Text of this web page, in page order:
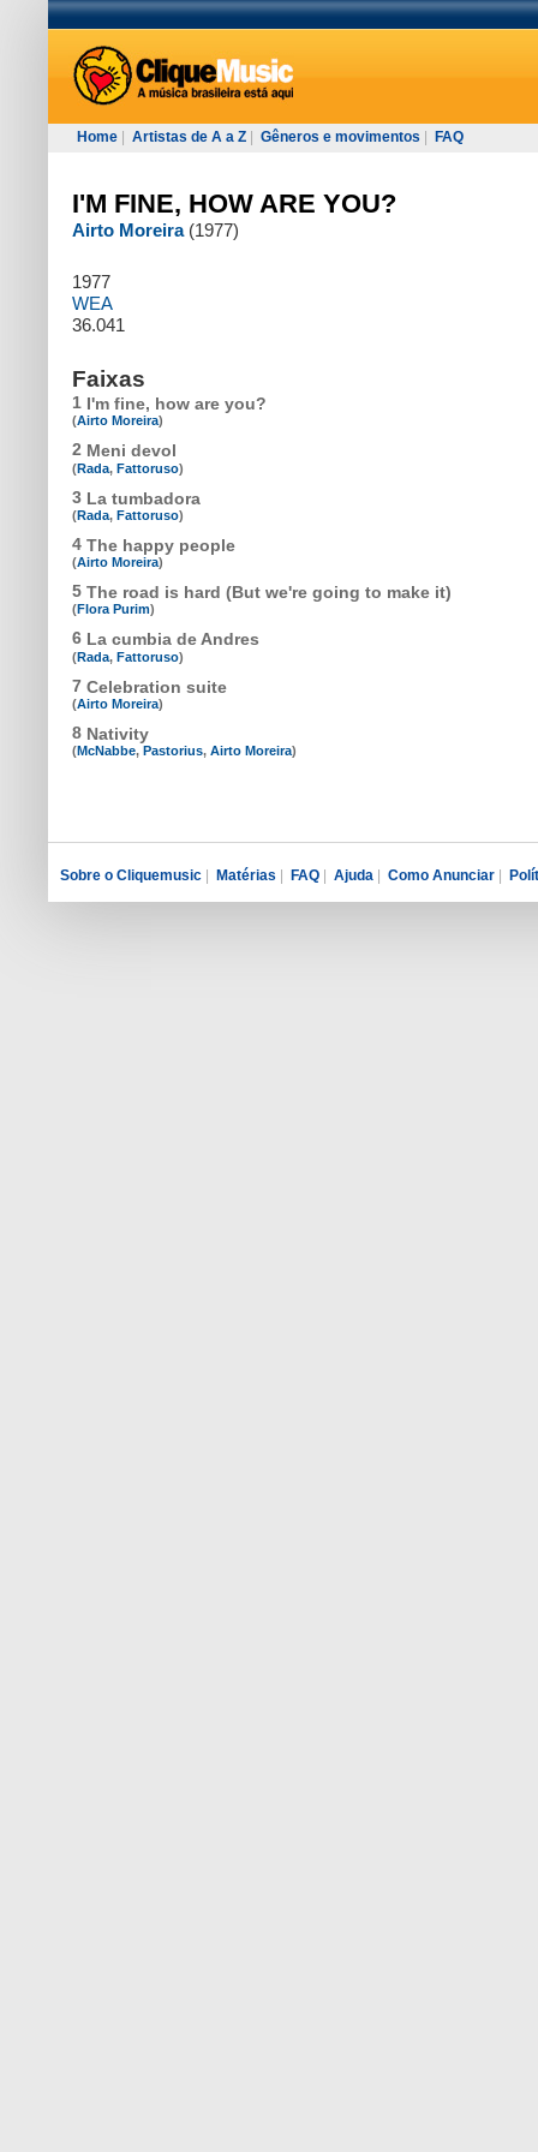
Home Artistas de A a Z Gêneros e movimentos FAQ
I'M FINE, HOW ARE YOU?
Airto Moreira (1977)
1977
WEA
36.041
Faixas
1 I'm fine, how are you?
(Airto Moreira)
2 Meni devol
(Rada, Fattoruso)
3 La tumbadora
(Rada, Fattoruso)
4 The happy people
(Airto Moreira)
5 The road is hard (But we're going to make it)
(Flora Purim)
6 La cumbia de Andres
(Rada, Fattoruso)
7 Celebration suite
(Airto Moreira)
8 Nativity
(McNabbe, Pastorius, Airto Moreira)
Sobre o Cliquemusic Matérias FAQ Ajuda Como Anunciar